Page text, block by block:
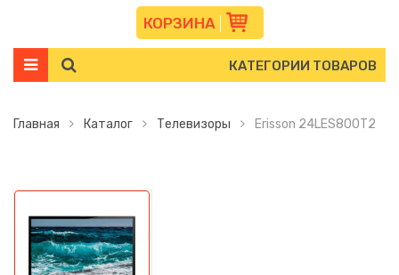
КОРЗИНА
КАТЕГОРИИ ТОВАРОВ
Главная Каталог Телевизоры Erisson 24LES800T2